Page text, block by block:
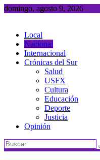
Saltar
domingo, agosto 9, 2026
Local
Nacional
Internacional
Crónicas del Sur
Salud
USFX
Cultura
Educación
Deporte
Justicia
Opinión